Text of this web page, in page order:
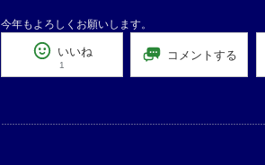
今年もよろしくお願いします。
いいね
1
コメントする